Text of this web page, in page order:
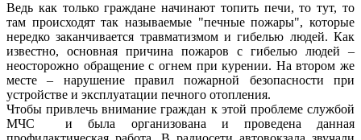
Ведь как только граждане начинают топить печи, то тут, то
там происходят так называемые "печные пожары", которые
нередко заканчивается травматизмом и гибелью людей. Как
известно, основная причина пожаров с гибелью людей –
неосторожно обращение с огнем при курении. На втором же
месте – нарушение правил пожарной безопасности при
устройстве и эксплуатации печного отопления.
Чтобы привлечь внимание граждан к этой проблеме службой
МЧС и была организована и проведена данная